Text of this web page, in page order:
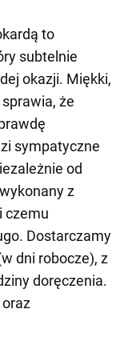
to
subtelnie
okazji. Miękki,
że
sympatyczne
od
z
czemu
Dostarczamy
dni robocze), z
doręczenia.